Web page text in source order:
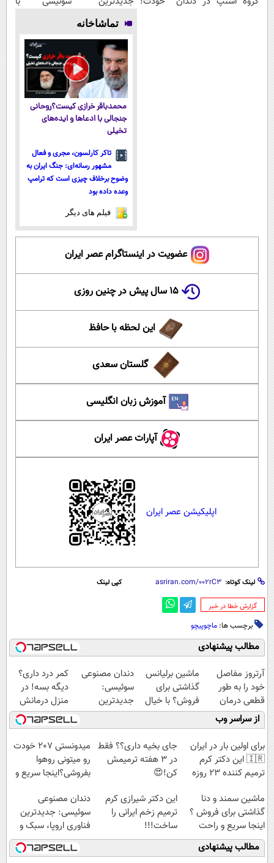
فناوری اروپا،
سبک و مقاوم |
پرداخت قسطی
قسط |📍 تهران
تماشاخانه
محمدباقر خرازی کیست؟روحانی
جنجالی با ادعاها و ایده‌های
تخیلی
تاکر کارلسون، مجری و فعال
مشهور رسانه‌ای: جنگ ایران به
وضوح برخلاف چیزی است که ترامپ
وعده داده بود
فیلم های دیگر
عضویت در اینستاگرام عصر ایران
۱۵ سال پیش در چنین روزی
این لحظه با حافظ
گلستان سعدی
آموزش زبان انگلیسی
آپارات عصر ایران
اپلیکیشن عصر ایران
لینک کوتاه: کپی لینک
‌گزارش خطا در خبر
برچسب ها: ماچوپیچو
مطالب پیشنهادی
Image failed to
load
آرتروز مفاصل
خود را به طور
قطعی درمان
کنید!
◗پرسش‌نامه◖
Image failed to
load
ماشین برلیانس
گذاشتی برای
فروش؟ با خیال
راحت بفروش
load
دندان مصنوعی
سوئیسی:
جدیدترین
فناوری اروپا،
سبک و مقاوم |
پرداخت قسطی
Image failed to
load
کمر درد داری؟
دیگه بسه! در
منزل درمانش
کن
(◀پرسش‌نامه)
از سراسر وب
برای اولین بار در ایران
🇮🇷 این دکتر کرم
ترمیم کننده 23 روزه
جای بخیه داری؟؟ فقط
در 3 هفته ترمیمش
کن!😍
میدونستی 207 خودت
رو میتونی روهوا
بفروشی؟اینجا سریع و
ماشین سمند و دنا
گذاشتی برای فروش ؟
اینجا سریع و راحت
بفروش
این دکتر شیرازی کرم
ترمیم زخم ایرانی را
ساخت!!!
دندان مصنوعی
سوئیسی: جدیدترین
فناوری اروپا، سبک و
مقاوم | پرداخت
قسطی
مطالب پیشنهادی
Image failed to
Image failed to
Image failed to